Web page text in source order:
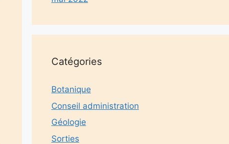
Catégories
Botanique
Conseil administration
Géologie
Sorties